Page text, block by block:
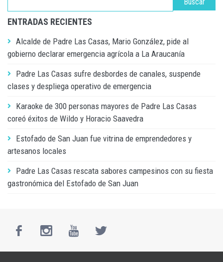
ENTRADAS RECIENTES
Alcalde de Padre Las Casas, Mario González, pide al
gobierno declarar emergencia agrícola a La Araucanía
Padre Las Casas sufre desbordes de canales, suspende
clases y despliega operativo de emergencia
Karaoke de 300 personas mayores de Padre Las Casas
coreó éxitos de Wildo y Horacio Saavedra
Estofado de San Juan fue vitrina de emprendedores y
artesanos locales
Padre Las Casas rescata sabores campesinos con su fiesta
gastronómica del Estofado de San Juan